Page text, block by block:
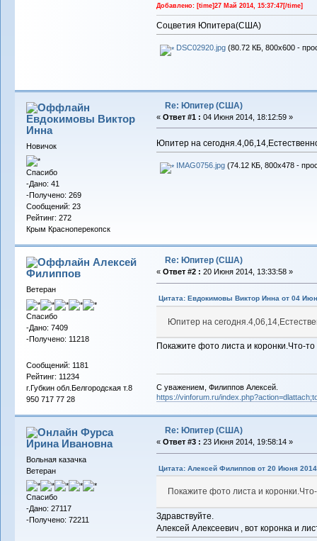
Добавлено: [time]27 Май 2014, 15:37:47[/time]
Соцветия Юпитера(США)
DSC02920.jpg(80.72 КБ, 800x600 -
Евдокимовы Виктор
Инна
Новичок
Спасибо
-Дано: 41
-Получено: 269
Сообщений: 23
Рейтинг: 272
Крым Красноперекопск
Re: Юпитер (США)
« Ответ #1 : 04 Июня 2014, 18:12:59 »
Юпитер на
IMAG0756.jpg(74.12 КБ, 800x478 -
Алексей
Филиппов
Ветеран
Спасибо
-Дано: 7409
-Получено: 11218
Сообщений: 1181
Рейтинг: 11234
г.Губкин обл.Белгородская т.8
950 717 77 28
Re: Юпитер (США)
« Ответ #2 : 20 Июня 2014, 13:33:58 »
Цитата: Евдокимовы Виктор Инна от 04
Юпитер на
Покажите фото листа и коронки.Что-
С уважением, Филиппов Алексей.
https://vinforum.ru/
Фурса
Ирина Ивановна
Вольная казачка
Ветеран
Спасибо
-Дано: 27117
-Получено: 72211
Re: Юпитер (США)
« Ответ #3 : 23 Июня 2014, 19:58:14 »
Цитата: Алексей Филиппов от 20 Июня
Покажите фото листа и
Здравствуйте.
Алексей Алексеевич , вот коронка и